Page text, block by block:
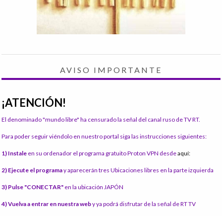
AVISO IMPORTANTE
¡ATENCIÓN!
El denominado "mundo libre" ha censurado la señal del canal ruso de TV RT.
Para poder seguir viéndolo en nuestro portal siga las instrucciones siguientes:
1) Instale en su ordenador el programa gratuito Proton VPN desdeaquí:
2) Ejecute el programay aparecerán tres Ubicaciones libres en la parte izquierda
3) Pulse "CONECTAR" en la ubicación JAPÓN
4) Vuelva a entrar en nuestra weby ya podrá disfrutar de la señal de RT TV